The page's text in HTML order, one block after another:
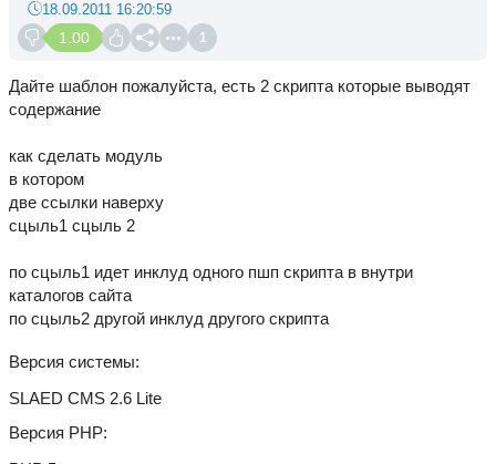
1.00 1
18.09.2011 16:20:59
Дайте шаблон пожалуйста, есть 2 скрипта которые выводят
содержание
как сделать модуль
в котором
две ссылки наверху
сцыль1 сцыль 2
по сцыль1 идет инклуд одного пшп скрипта в внутри
каталогов сайта
по сцыль2 другой инклуд другого скрипта
Версия системы
SLAED CMS 2.6 Lite
Версия PHP